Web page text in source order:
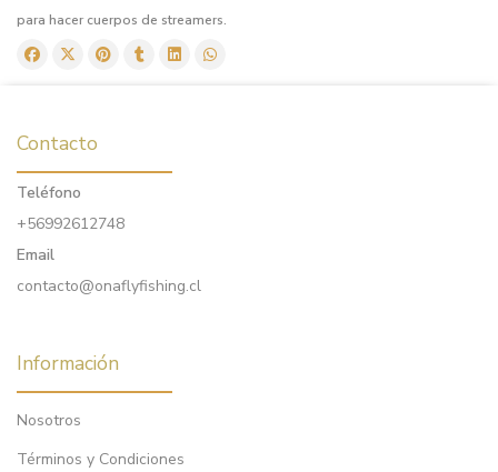
para hacer cuerpos de streamers.
Contacto
Teléfono
+56992612748
Email
contacto@onaflyfishing.cl
Información
Nosotros
Términos y Condiciones